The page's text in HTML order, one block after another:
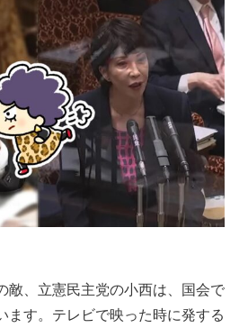
、立憲民主党の小西は、国会で
ます。テレビで映った時に発する